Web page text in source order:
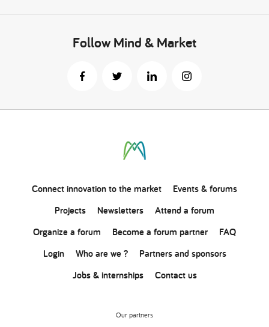
Follow Mind & Market
Connectinnovationto the market
Events & forums
Projects
Newsletters
Attend a forum
Organize a forum
Become a forum partner
FAQ
Login
Who are we ?
Partners and sponsors
Jobs & internships
Contact us
Our partners